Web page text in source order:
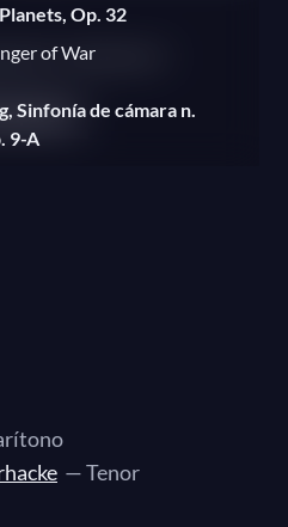
Op. 32
of War
Sinfonía de cámara n.
9-A
Sinfonía de cámara n.
op. 38
kleine Stücke for
11
Csárdásfürstin (La
populares
Sz. 68, BB 76
Volumen I
— Tenor